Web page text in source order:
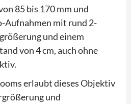
85 bis 170 mm und
Aufnahmen mit rund 2-
und einem
von 4 cm, auch ohne
erlaubt dieses Objektiv
und